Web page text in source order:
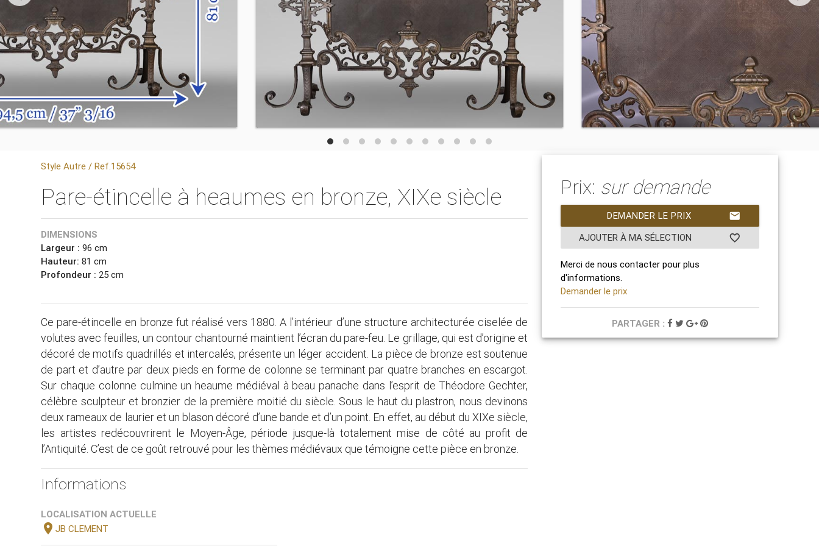
Style Autre / Ref.15654
Pare-étincelle à heaumes en bronze, XIXe siècle
DIMENSIONS
Largeur : 96 cm
Hauteur: 81 cm
Profondeur : 25 cm
Ce pare-étincelle en bronze fut réalisé vers 1880. A l’intérieur d’une structure architecturée ciselée de
volutes avec feuilles, un contour chantourné maintient l’écran du pare-feu. Le grillage, qui est d’origine et
décoré de motifs quadrillés et intercalés, présente un léger accident. La pièce de bronze est soutenue
de part et d’autre par deux pieds en forme de colonne se terminant par quatre branches en escargot.
Sur chaque colonne culmine un heaume médiéval à beau panache dans l’esprit de Théodore Gechter,
célèbre sculpteur et bronzier de la première moitié du siècle. Sous le haut du plastron, nous devinons
deux rameaux de laurier et un blason décoré d’une bande et d’un point. En effet, au début du XIXe siècle,
les artistes redécouvrirent le Moyen-Âge, période jusque-là totalement mise de côté au profit de
l’Antiquité. C’est de ce goût retrouvé pour les thèmes médiévaux que témoigne cette pièce en bronze.
Informations
LOCALISATION ACTUELLE
location_onJB CLEMENT
Prix: sur demande
mail
DEMANDER LE PRIX
favorite_border
AJOUTER À MA SÉLECTION
Merci de nous contacter pour plus
d'informations.
Demander le prix
PARTAGER :